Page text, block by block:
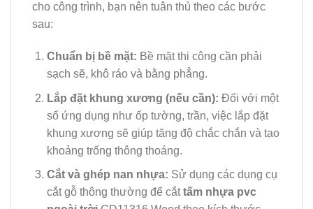
cho công trình, bạn nên tuân thủ theo các bước
sau:
Chuẩn bị bề mặt: Bề mặt thi công cần phải
sạch sẽ, khô ráo và bằng phẳng.
Lắp đặt khung xương (nếu cần): Đối với một
số ứng dụng như ốp tường, trần, việc lắp đặt
khung xương sẽ giúp tăng độ chắc chắn và tạo
khoảng trống thông thoáng.
Cắt và ghép nan nhựa: Sử dụng các dụng cụ
cắt gỗ thông thường để cắttấm nhựa pvc